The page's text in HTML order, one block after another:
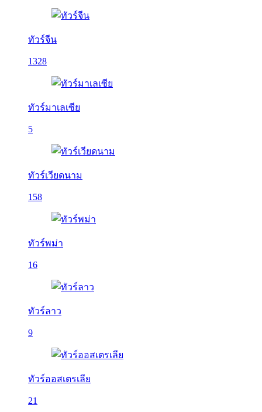
ทัวร์จีน
1328
ทัวร์มาเลเซีย
5
ทัวร์เวียดนาม
158
ทัวร์พม่า
16
ทัวร์ลาว
9
ทัวร์ออสเตรเลีย
21